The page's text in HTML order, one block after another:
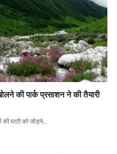
की पार्क प्रसाशन ने की तैयारी
की घाटी को जोड़ने…